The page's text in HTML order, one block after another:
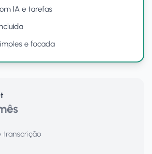
IA e tarefas
e focada
transcrição